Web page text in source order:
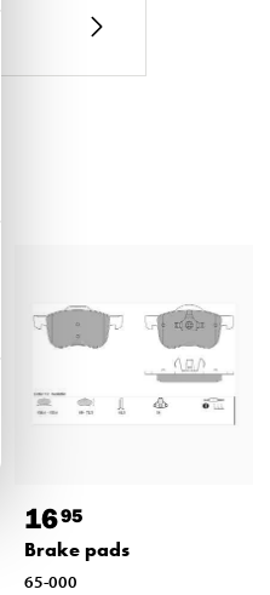
1695
Brake pads
65-000